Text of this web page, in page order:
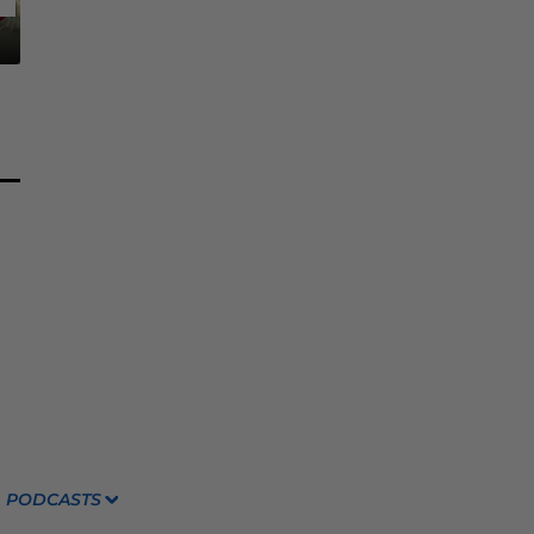
PODCASTS